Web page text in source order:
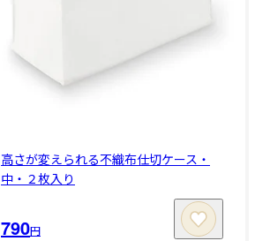
高さが変えられる不織布仕切ケース・
中・２枚入り
790円